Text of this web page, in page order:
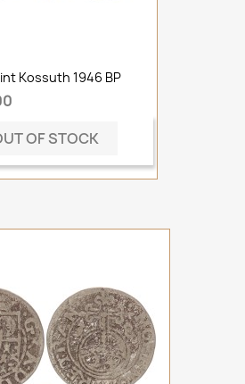
Kossuth 1946 BP
OF STOCK